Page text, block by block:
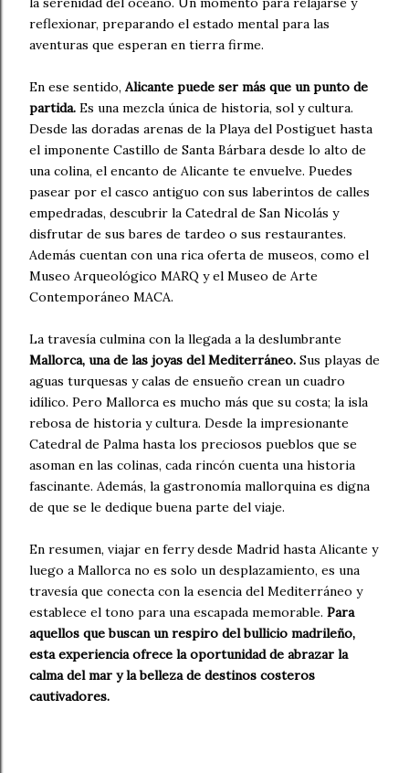
reflexionar, preparando el estado mental para las
aventuras que esperan en tierra firme.
En ese sentido, Alicante puede ser más que un punto de
partida. Es una mezcla única de historia, sol y cultura.
Desde las doradas arenas de la Playa del Postiguet hasta
el imponente Castillo de Santa Bárbara desde lo alto de
una colina, el encanto de Alicante te envuelve. Puedes
pasear por el casco antiguo con sus laberintos de calles
empedradas, descubrir la Catedral de San Nicolás y
disfrutar de sus bares de tardeo o sus restaurantes.
Además cuentan con una rica oferta de museos, como el
Museo Arqueológico MARQ y el Museo de Arte
Contemporáneo MACA.
La travesía culmina con la llegada a la deslumbrante
Mallorca, una de las joyas del Mediterráneo. Sus playas de
aguas turquesas y calas de ensueño crean un cuadro
idílico. Pero Mallorca es mucho más que su costa; la isla
rebosa de historia y cultura. Desde la impresionante
Catedral de Palma hasta los preciosos pueblos que se
asoman en las colinas, cada rincón cuenta una historia
fascinante. Además, la gastronomía mallorquina es digna
de que se le dedique buena parte del viaje.
En resumen, viajar en ferry desde Madrid hasta Alicante y
luego a Mallorca no es solo un desplazamiento, es una
travesía que conecta con la esencia del Mediterráneo y
establece el tono para una escapada memorable. Para
aquellos que buscan un respiro del bullicio madrileño,
esta experiencia ofrece la oportunidad de abrazar la
calma del mar y la belleza de destinos costeros
cautivadores.